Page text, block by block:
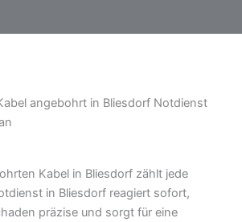
angebohrt in Bliesdorf Notdienst
Kabel in Bliesdorf zählt jede
in Bliesdorf reagiert sofort,
präzise und sorgt für eine